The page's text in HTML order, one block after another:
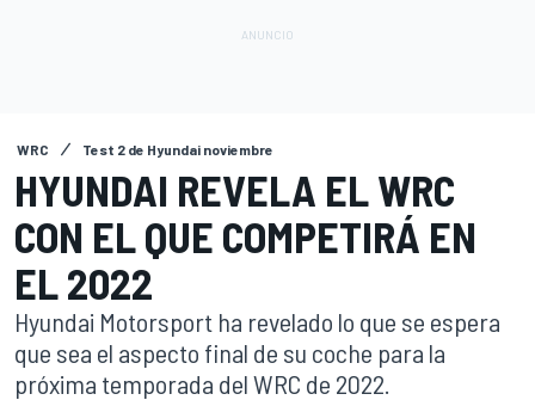
WRC Test 2 de Hyundai noviembre
HYUNDAI REVELA EL WRC
CON EL QUE COMPETIRÁ EN
EL 2022
Hyundai Motorsport ha revelado lo que se espera
que sea el aspecto final de su coche para la
próxima temporada del WRC de 2022.